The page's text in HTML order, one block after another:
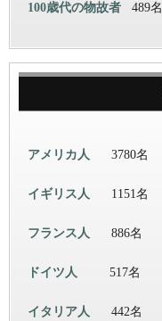
100歳代の物故者 489名
アメリカ人 3780名
イギリス人 1151名
フランス人 886名
ドイツ人 517名
イタリア人 442名